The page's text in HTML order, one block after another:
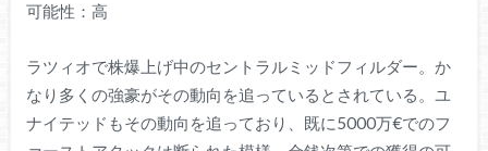
可能性：高
ラツィオで株爆上げ中のセントラルミッドフィルダー。か
なり多くの強豪がその動向を追っているとされている。ユ
ナイテッドもその動向を追っており、既に5000万€でのフ